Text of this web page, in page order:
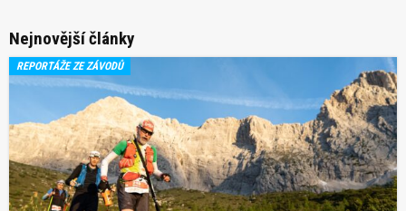
Nejnovější články
REPORTÁŽE ZE ZÁVODŮ